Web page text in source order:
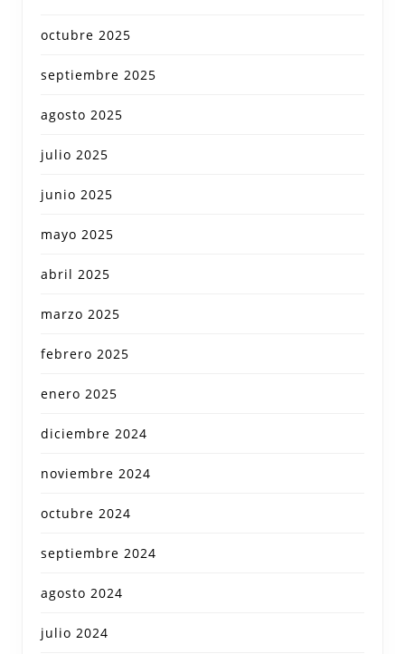
octubre 2025
septiembre 2025
agosto 2025
julio 2025
junio 2025
mayo 2025
abril 2025
marzo 2025
febrero 2025
enero 2025
diciembre 2024
noviembre 2024
octubre 2024
septiembre 2024
agosto 2024
julio 2024